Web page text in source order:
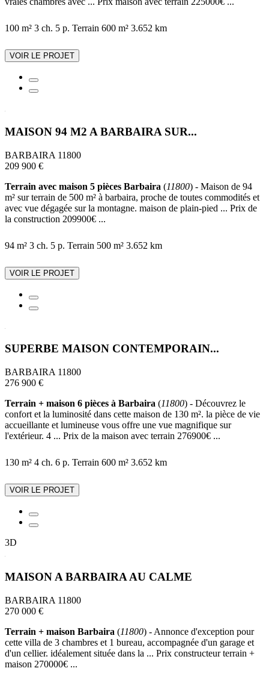
100 m² 3 ch. 5 p. Terrain 600 m² 3.652 km
VOIR LE PROJET
MAISON 94 M2 A BARBAIRA SUR...
BARBAIRA 11800
209 900 €
Terrain avec maison 5 pièces Barbaira (11800) - Maison de 94
m² sur terrain de 500 m² à barbaira, proche de toutes commodités et
avec vue dégagée sur la montagne. maison de plain-pied ... Prix de
la construction 209900€ ...
94 m² 3 ch. 5 p. Terrain 500 m² 3.652 km
VOIR LE PROJET
SUPERBE MAISON CONTEMPORAIN...
BARBAIRA 11800
276 900 €
Terrain + maison 6 pièces à Barbaira (11800) - Découvrez le
confort et la luminosité dans cette maison de 130 m². la pièce de vie
accueillante et lumineuse vous offre une vue magnifique sur
l'extérieur. 4 ... Prix de la maison avec terrain 276900€ ...
130 m² 4 ch. 6 p. Terrain 600 m² 3.652 km
VOIR LE PROJET
3D
MAISON A BARBAIRA AU CALME
BARBAIRA 11800
270 000 €
Terrain + maison Barbaira (11800) - Annonce d'exception pour
cette villa de 3 chambres et 1 bureau, accompagnée d'un garage et
d'un cellier. idéalement située dans la ... Prix constructeur terrain +
maison 270000€ ...